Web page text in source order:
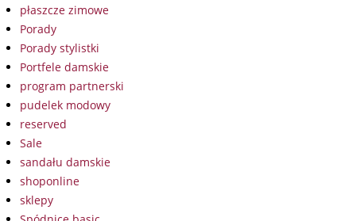
płaszcze zimowe
Porady
Porady stylistki
Portfele damskie
program partnerski
pudelek modowy
reserved
Sale
sandału damskie
shoponline
sklepy